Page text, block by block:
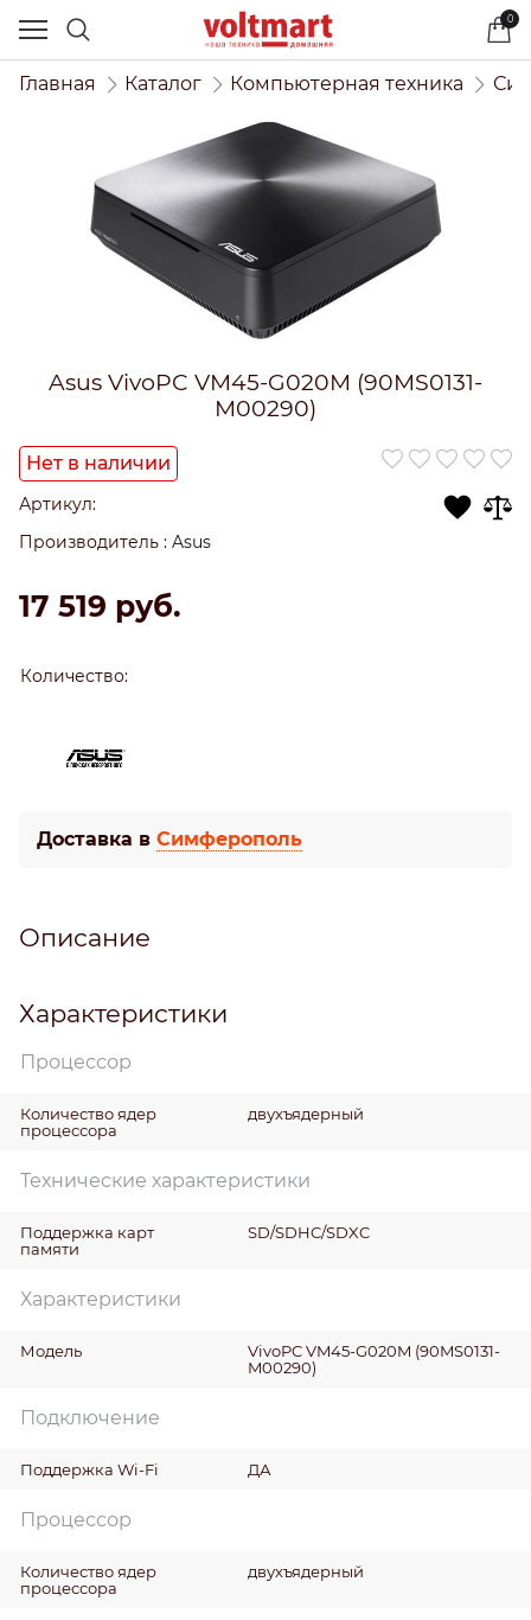
0
Главная Каталог Компьютерная техника
Asus VivoPC VM45-G020M (90MS0131-
M00290)
Нет в наличии
Артикул:
Производитель : Asus
17 519 руб.
Количество:
Доставка в Симферополь
Описание
Характеристики
Процессор
Количество ядер
процессора
двухъядерный
Технические характеристики
Поддержка карт
памяти
SD/SDHC/SDXC
Характеристики
Модель
VivoPC VM45-G020M (90MS0131-
M00290)
Подключение
Поддержка Wi-Fi ДА
Процессор
Количество ядер
процессора
двухъядерный